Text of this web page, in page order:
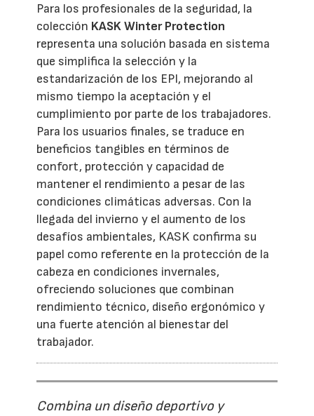
Para los profesionales de la seguridad, la
colección KASK Winter Protection
representa una solución basada en sistema
que simplifica la selección y la
estandarización de los EPI, mejorando al
mismo tiempo la aceptación y el
cumplimiento por parte de los trabajadores.
Para los usuarios finales, se traduce en
beneficios tangibles en términos de
confort, protección y capacidad de
mantener el rendimiento a pesar de las
condiciones climáticas adversas. Con la
llegada del invierno y el aumento de los
desafíos ambientales, KASK confirma su
papel como referente en la protección de la
cabeza en condiciones invernales,
ofreciendo soluciones que combinan
rendimiento técnico, diseño ergonómico y
una fuerte atención al bienestar del
trabajador.
Combina un diseño deportivo y